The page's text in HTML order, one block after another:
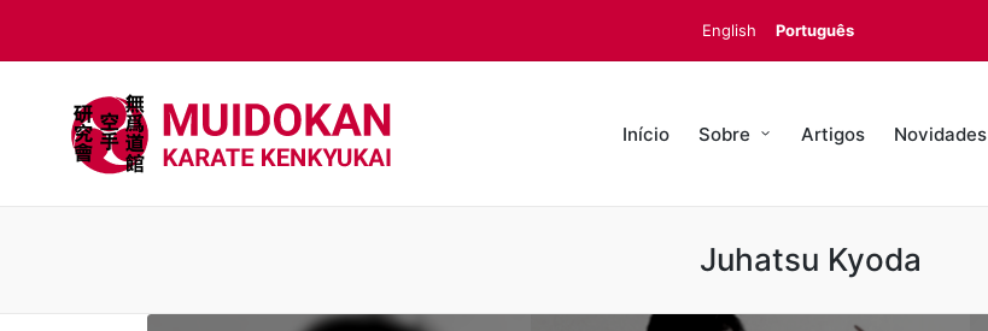
English Português
Início Sobre Artigos Novidades
Juhatsu Kyoda